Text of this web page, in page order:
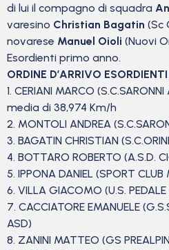
di lui il compagno di squadra
varesino Christian Bagatin (Sc
novarese Manuel Oioli (Nuovi
Esordienti primo anno.
ORDINE D’ARRIVO
1. CERIANI MARCO
media di 38,974 Km/h
2. MONTOLI ANDREA
3. BAGATIN CHRISTIAN
4. BOTTARO ROBERTO (A.S.D.
5. IPPONA DANIEL (SPORT CLUB
6. VILLA GIACOMO (U.S. PEDALE
7. CACCIATORE EMANUELE
ASD)
8. ZANINI MATTEO (GS